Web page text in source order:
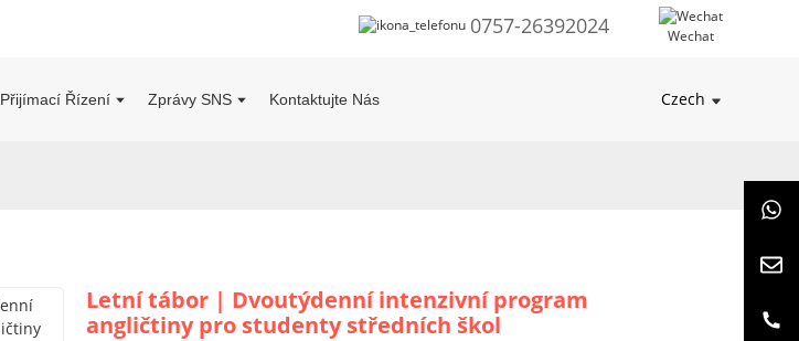
0757-26392024 Wechat
Přijímací Řízení Zprávy SNS Kontaktujte Nás Czech
Letní tábor | Dvoutýdenní intenzivní program
angličtiny pro studenty středních škol